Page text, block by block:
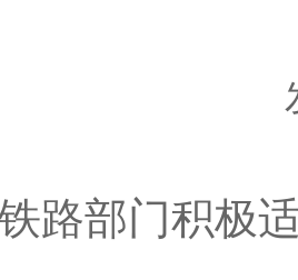
部门积极适